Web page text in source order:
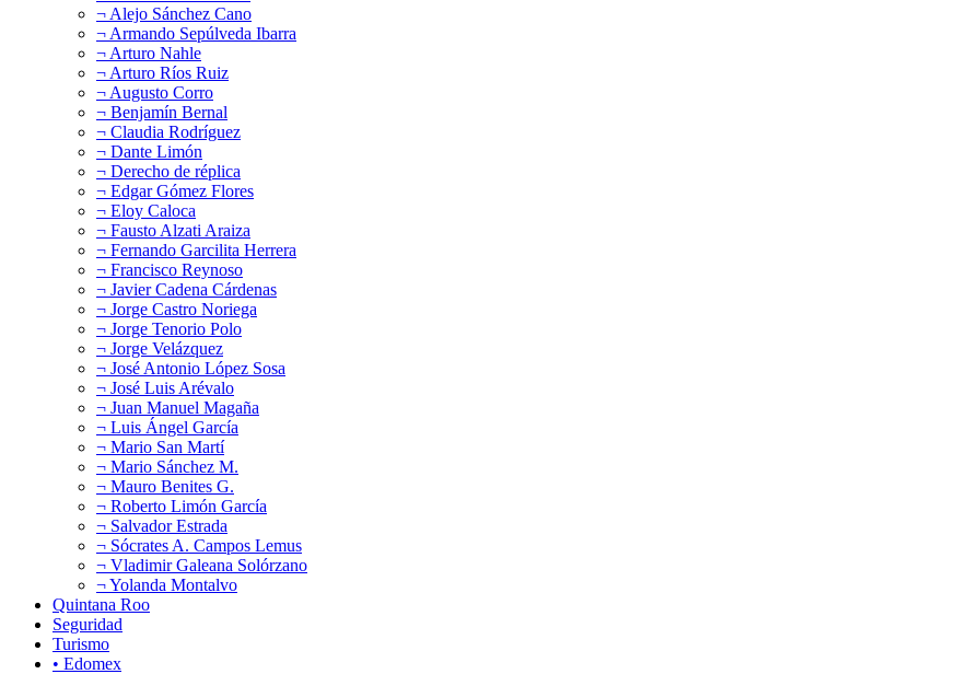
¬ Alejo Sánchez Cano
¬ Armando Sepúlveda Ibarra
¬ Arturo Nahle
¬ Arturo Ríos Ruiz
¬ Augusto Corro
¬ Benjamín Bernal
¬ Claudia Rodríguez
¬ Dante Limón
¬ Derecho de réplica
¬ Edgar Gómez Flores
¬ Eloy Caloca
¬ Fausto Alzati Araiza
¬ Fernando Garcilita Herrera
¬ Francisco Reynoso
¬ Javier Cadena Cárdenas
¬ Jorge Castro Noriega
¬ Jorge Tenorio Polo
¬ Jorge Velázquez
¬ José Antonio López Sosa
¬ José Luis Arévalo
¬ Juan Manuel Magaña
¬ Luis Ángel García
¬ Mario San Martí
¬ Mario Sánchez M.
¬ Mauro Benites G.
¬ Roberto Limón García
¬ Salvador Estrada
¬ Sócrates A. Campos Lemus
¬ Vladimir Galeana Solórzano
¬ Yolanda Montalvo
Quintana Roo
Seguridad
Turismo
• Edomex